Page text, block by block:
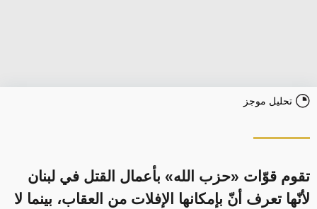
تحليل موجز
تقوم قوّات «حزب الله» بأعمال القتل في لبنان
لأنّها تعرف أنّ بإمكانها الإفلات من العقاب، بينما لا